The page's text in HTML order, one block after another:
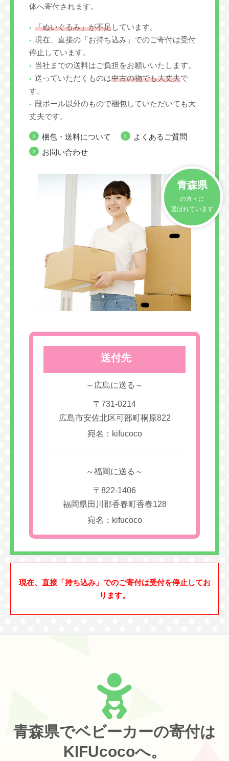
体へ寄付されます。
「ぬいぐるみ」が不足しています。
現在、直接の「お持ち込み」でのご寄付は受付
停止しています。
当社までの送料はご負担をお願いいたします。
送っていただくものは中古の物でも大丈夫で
す。
段ボール以外のもので梱包していただいても大
丈夫です。
梱包・送料について
よくあるご質問
お問い合わせ
青森県
の方々に
選ばれています
送付先
～広島に送る～
〒731-0214
広島市安佐北区可部町桐原822
宛名：kifucoco
～福岡に送る～
〒822-1406
福岡県田川郡香春町香春128
宛名：kifucoco
現在、直接「持ち込み」でのご寄付は受付を停止してお
ります。
青森県でベビーカーの寄付は
KIFUcocoへ。